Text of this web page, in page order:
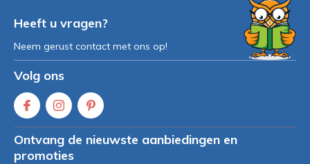
Heeft u vragen?
Neem gerust contact met ons op!
Volg ons
Ontvang de nieuwste aanbiedingen en
promoties